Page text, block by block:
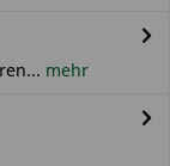
mehr